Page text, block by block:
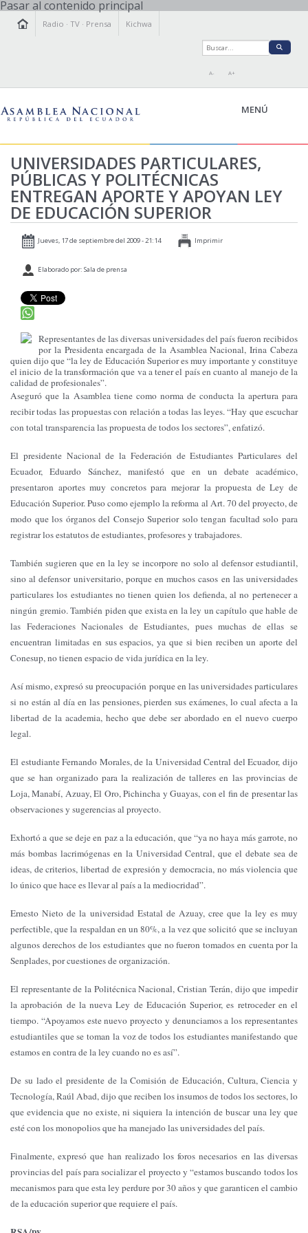
Pasar al contenido principal
Radio ·TV · Prensa Kichwa
A- A+
MENÚ
LA ASAMBLEA
LEGISLAMOS
FISCALIZAMOS
TRANSPARENCIA
PARTICIPACIÓN
RELACIONES INTERNACIONALES
AGENDA
UNIVERSIDADES PARTICULARES,
PÚBLICAS Y POLITÉCNICAS
ENTREGAN APORTE Y APOYAN LEY
DE EDUCACIÓN SUPERIOR
Jueves, 17 de septiembre del 2009 - 21:14 Imprimir
Elaborado por: Sala de prensa
Representantes de las diversas universidades del país fueron recibidos
por la Presidenta encargada de la Asamblea Nacional, Irina Cabeza
quien dijo que “la ley de Educación Superior es muy importante y constituye
el inicio de la transformación que va a tener el país en cuanto al manejo de la
calidad de profesionales”.
Aseguró que la Asamblea tiene como norma de conducta la apertura para
recibir todas las propuestas con relación a todas las leyes. “Hay que escuchar
con total transparencia las propuesta de todos los sectores”, enfatizó.
El presidente Nacional de la Federación de Estudiantes Particulares del
Ecuador, Eduardo Sánchez, manifestó que en un debate académico,
presentaron aportes muy concretos para mejorar la propuesta de Ley de
Educación Superior. Puso como ejemplo la reforma al Art. 70 del proyecto, de
modo que los órganos del Consejo Superior solo tengan facultad solo para
registrar los estatutos de estudiantes, profesores y trabajadores.
También sugieren que en la ley se incorpore no solo al defensor estudiantil,
sino al defensor universitario, porque en muchos casos en las universidades
particulares los estudiantes no tienen quien los defienda, al no pertenecer a
ningún gremio. También piden que exista en la ley un capítulo que hable de
las Federaciones Nacionales de Estudiantes, pues muchas de ellas se
encuentran limitadas en sus espacios, ya que si bien reciben un aporte del
Conesup, no tienen espacio de vida jurídica en la ley.
Así mismo, expresó su preocupación porque en las universidades particulares
si no están al día en las pensiones, pierden sus exámenes, lo cual afecta a la
libertad de la academia, hecho que debe ser abordado en el nuevo cuerpo
legal.
El estudiante Fernando Morales, de la Universidad Central del Ecuador, dijo
que se han organizado para la realización de talleres en las provincias de
Loja, Manabí, Azuay, El Oro, Pichincha y Guayas, con el fin de presentar las
observaciones y sugerencias al proyecto.
Exhortó a que se deje en paz a la educación, que “ya no haya más garrote, no
más bombas lacrimógenas en la Universidad Central, que el debate sea de
ideas, de criterios, libertad de expresión y democracia, no más violencia que
lo único que hace es llevar al país a la mediocridad”.
Ernesto Nieto de la universidad Estatal de Azuay, cree que la ley es muy
perfectible, que la respaldan en un 80%, a la vez que solicitó que se incluyan
algunos derechos de los estudiantes que no fueron tomados en cuenta por la
Senplades, por cuestiones de organización.
El representante de la Politécnica Nacional, Cristian Terán, dijo que impedir
la aprobación de la nueva Ley de Educación Superior, es retroceder en el
tiempo. “Apoyamos este nuevo proyecto y denunciamos a los representantes
estudiantiles que se toman la voz de todos los estudiantes manifestando que
estamos en contra de la ley cuando no es así”.
De su lado el presidente de la Comisión de Educación, Cultura, Ciencia y
Tecnología, Raúl Abad, dijo que reciben los insumos de todos los sectores, lo
que evidencia que no existe, ni siquiera la intención de buscar una ley que
esté con los monopolios que ha manejado las universidades del país.
Finalmente, expresó que han realizado los foros necesarios en las diversas
provincias del país para socializar el proyecto y “estamos buscando todos los
mecanismos para que esta ley perdure por 30 años y que garanticen el cambio
de la educación superior que requiere el país.